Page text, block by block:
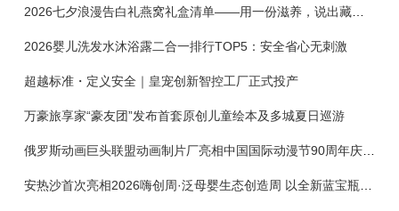
2026七夕浪漫告白礼燕窝礼盒清单——用一份滋养，说出藏在心底的爱
2026婴儿洗发水沐浴露二合一排行TOP5：安全省心无刺激
超越标准・定义安全｜皇宠创新智控工厂正式投产
万豪旅享家“豪友团”发布首套原创儿童绘本及多城夏日巡游
俄罗斯动画巨头联盟动画制片厂亮相中国国际动漫节90周年庆开启中国之旅新篇章